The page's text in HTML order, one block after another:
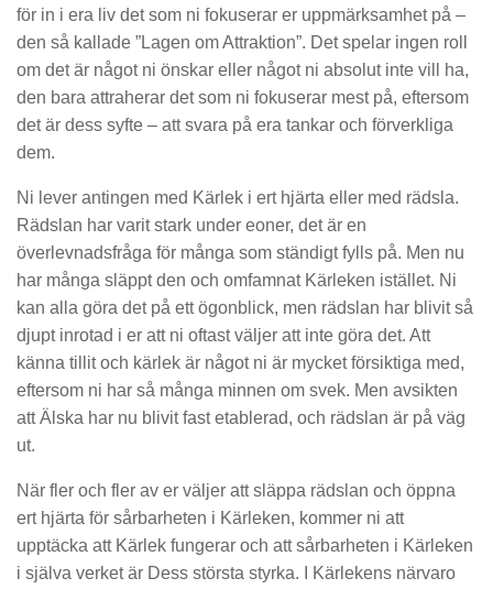
för in i era liv det som ni fokuserar er uppmärksamhet på –
den så kallade ”Lagen om Attraktion”. Det spelar ingen roll
om det är något ni önskar eller något ni absolut inte vill ha,
den bara attraherar det som ni fokuserar mest på, eftersom
det är dess syfte – att svara på era tankar och förverkliga
dem.
Ni lever antingen med Kärlek i ert hjärta eller med rädsla.
Rädslan har varit stark under eoner, det är en
överlevnadsfråga för många som ständigt fylls på. Men nu
har många släppt den och omfamnat Kärleken istället. Ni
kan alla göra det på ett ögonblick, men rädslan har blivit så
djupt inrotad i er att ni oftast väljer att inte göra det. Att
känna tillit och kärlek är något ni är mycket försiktiga med,
eftersom ni har så många minnen om svek. Men avsikten
att Älska har nu blivit fast etablerad, och rädslan är på väg
ut.
När fler och fler av er väljer att släppa rädslan och öppna
ert hjärta för sårbarheten i Kärleken, kommer ni att
upptäcka att Kärlek fungerar och att sårbarheten i Kärleken
i själva verket är Dess största styrka. I Kärlekens närvaro